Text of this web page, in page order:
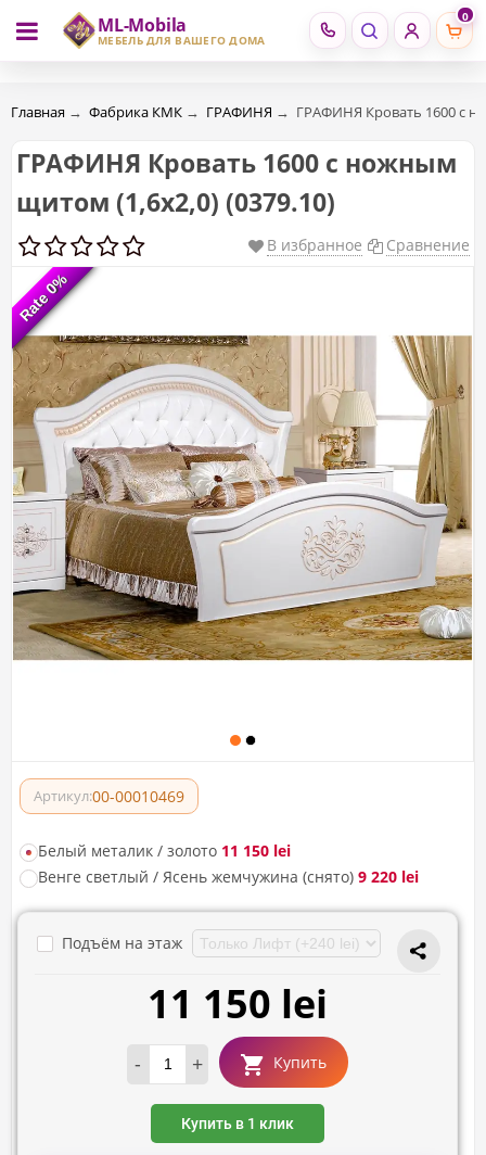
ML-Mobila
МЕБЕЛЬ ДЛЯ ВАШЕГО ДОМА
0
RU RO
Главная → Фабрика КМК → ГРАФИНЯ → ГРАФИНЯ Кровать 1600 с
ГРАФИНЯ Кровать 1600 с ножным
щитом (1,6х2,0) (0379.10)
В избранное Сравнение
Rate 0%
Rate 0%
Артикул:00-00010469
Белый металик / золото 11 150 lei
Венге светлый / Ясень жемчужина (снято) 9 220 lei
Подъём на этаж
11 150 lei
- + Купить
Купить в 1 клик